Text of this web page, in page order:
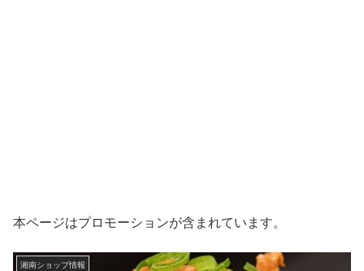
本ページはプロモーションが含まれています。
湘南ショップ情報